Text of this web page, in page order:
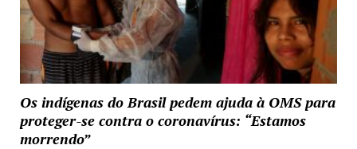
Os indígenas do Brasil pedem ajuda à OMS para
proteger-se contra o coronavírus: “Estamos
morrendo”